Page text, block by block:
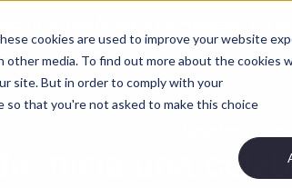
cookies are used to improve your website
media. To find out more about the cookies
site. But in order to comply with your
that you're not asked to make this choice
inicia una